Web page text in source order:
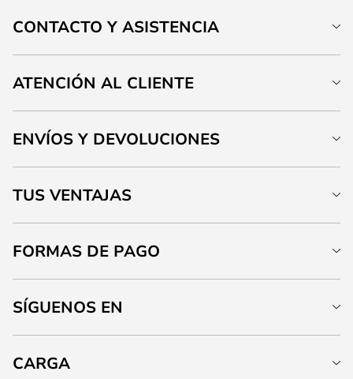
CONTACTO Y ASISTENCIA
ATENCIÓN AL CLIENTE
ENVÍOS Y DEVOLUCIONES
TUS VENTAJAS
FORMAS DE PAGO
SÍGUENOS EN
CARGA